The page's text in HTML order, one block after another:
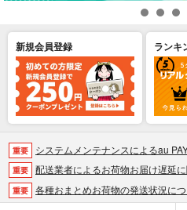
新規会員登録 ランキ
重要 システムメンテナンスによるau PAY
重要 配送業者によるお荷物お届け遅延
重要 各種おまとめお荷物の発送状況に